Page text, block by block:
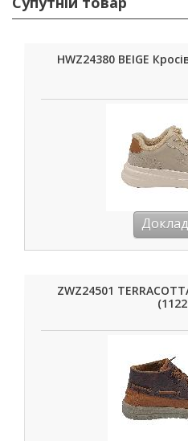
HWZ24380 BEIGE
ZWZ24501